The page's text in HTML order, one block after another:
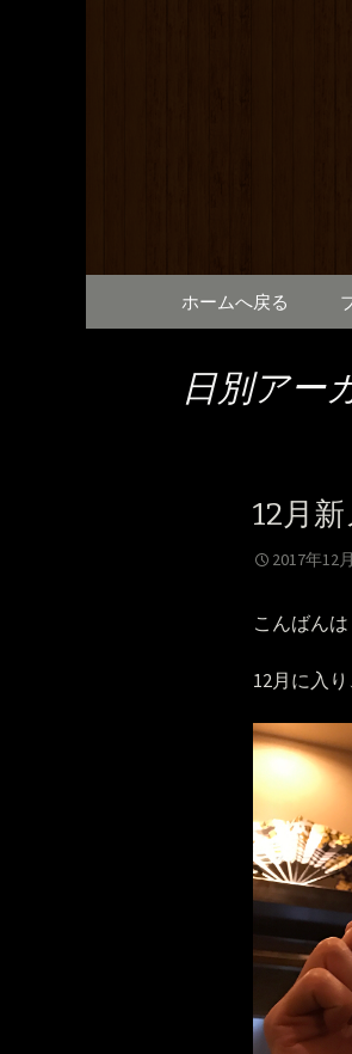
和
コンテンツへ移動
ホームへ戻る
日別アー
12月
2017年12
こんばんは
12月に入